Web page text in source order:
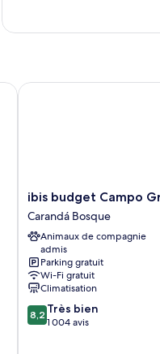
le
Chambre
ibis
budget
Campo
Grande
Carandá
Bosque
ibis budget Campo
Carandá Bosque
Animaux de compagnie
admis
Parking gratuit
Wi-Fi gratuit
Climatisation
8.2
sur
8,2 Très bien
1 004 avis
ibis budget Campo